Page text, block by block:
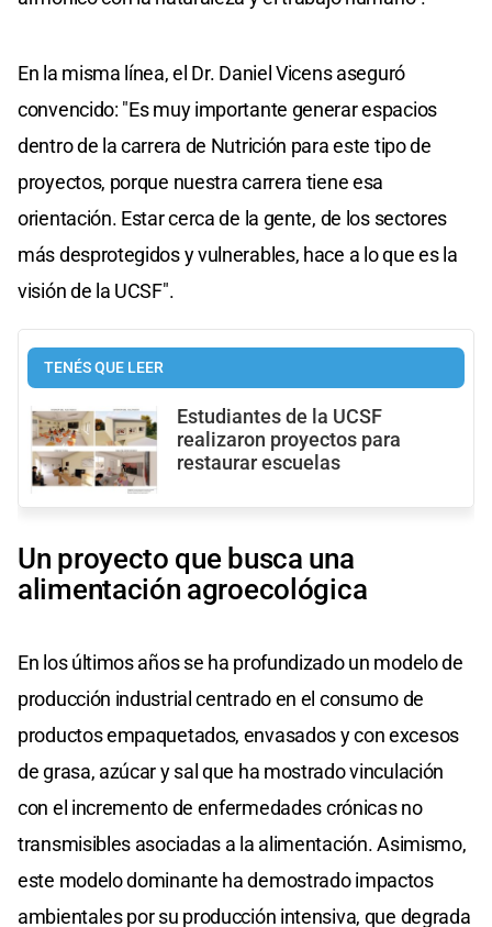
En la misma línea, el Dr. Daniel Vicens aseguró
convencido: "Es muy importante generar espacios
dentro de la carrera de Nutrición para este tipo de
proyectos, porque nuestra carrera tiene esa
orientación. Estar cerca de la gente, de los sectores
más desprotegidos y vulnerables, hace a lo que es la
visión de la UCSF".
TENÉS QUE LEER
Estudiantes de la UCSF
realizaron proyectos para
restaurar escuelas
Un proyecto que busca una
alimentación agroecológica
En los últimos años se ha profundizado un modelo de
producción industrial centrado en el consumo de
productos empaquetados, envasados y con excesos
de grasa, azúcar y sal que ha mostrado vinculación
con el incremento de enfermedades crónicas no
transmisibles asociadas a la alimentación. Asimismo,
este modelo dominante ha demostrado impactos
ambientales por su producción intensiva, que degrada